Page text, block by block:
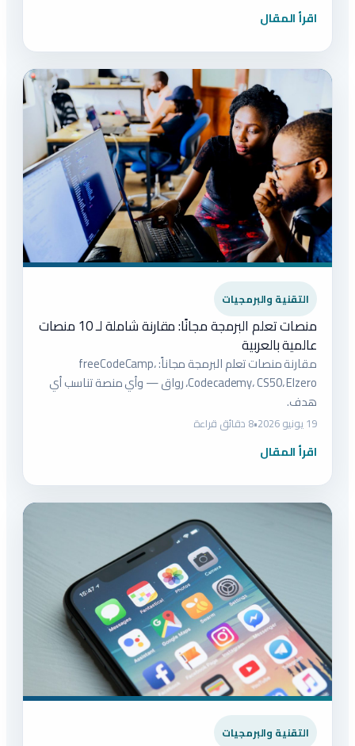
اقرأ المقال
التقنية والبرمجيات
منصات تعلم البرمجة مجانًا: مقارنة شاملة لـ 10 منصات
عالمية بالعربية
مقارنة منصات تعلم البرمجة مجاناً: freeCodeCamp،
Codecademy، CS50، Elzero، رواق — وأي منصة تناسب أي
هدف.
19 يونيو 2026 •8 دقائق قراءة
اقرأ المقال
التقنية والبرمجيات